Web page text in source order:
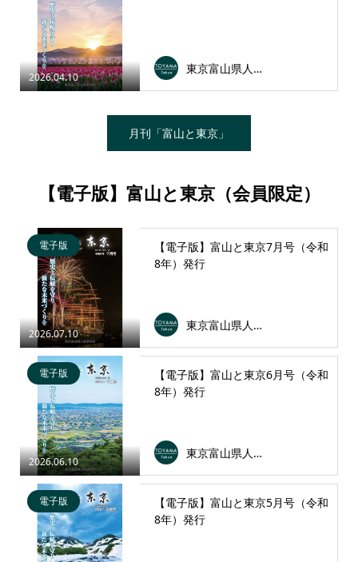
2026.04.10
東京富山県人会連合会
月刊「富山と東京」
【電子版】富山と東京（会員限定）
2026.07.10
電子版
【電子版】富山と東京7月号（令和
8年）発行
東京富山県人会連合会
2026.06.10
電子版
【電子版】富山と東京6月号（令和
8年）発行
東京富山県人会連合会
電子版
【電子版】富山と東京5月号（令和
8年）発行